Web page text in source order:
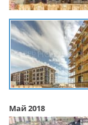
Май 2018